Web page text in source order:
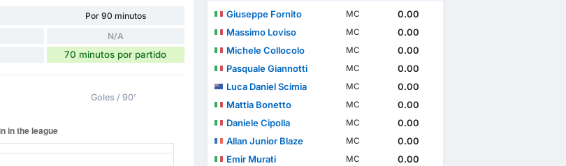
Por 90 minutos
N/A
70 minutos por partido
Goles / 90'
Giuseppe Fornito MC
0.00
Massimo Loviso
MC
0.00
Michele Collocolo
MC
0.00
Pasquale Giannotti
MC
0.00
Luca Daniel Scimia
MC
0.00
Mattia Bonetto
MC
0.00
Daniele Cipolla
MC
0.00
Allan Junior Blaze
MC
0.00
Emir Murati
MC
0.00